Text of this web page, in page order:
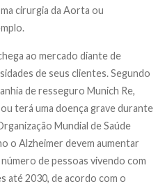
cirurgia da Aorta ou
ao mercado diante de
de seus clientes. Segundo
de resseguro Munich Re,
terá uma doença grave durante
Mundial de Saúde
o Alzheimer devem aumentar
de pessoas vivendo com
até 2030, de acordo com o